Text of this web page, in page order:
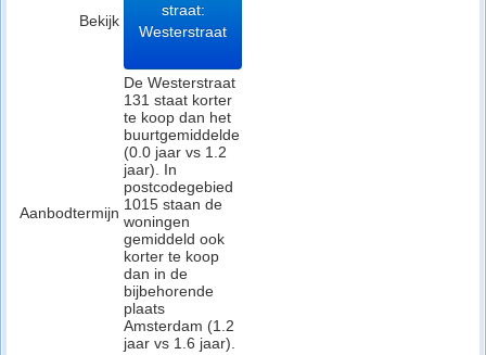
Bekijk
straat:
Westerstraat
Aanbodtermijn
De Westerstraat
131 staat korter
te koop dan het
buurtgemiddelde
(0.0 jaar vs 1.2
jaar). In
postcodegebied
1015 staan de
woningen
gemiddeld ook
korter te koop
dan in de
bijbehorende
plaats
Amsterdam (1.2
jaar vs 1.6 jaar).